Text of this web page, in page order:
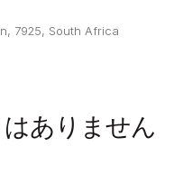
7925, South Africa
ありません